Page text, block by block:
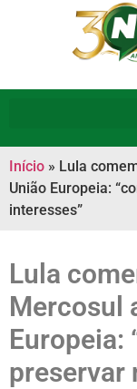
Início » Lula
União Europeia:
interesses”
Lula
Mercosul
Europeia:
preservar